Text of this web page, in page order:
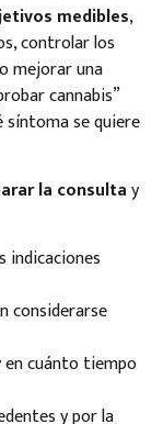
medibles,
controlar los
mejorar una
cannabis”
se quiere
la consultay
indicaciones
considerarse
en cuánto tiempo
y por la